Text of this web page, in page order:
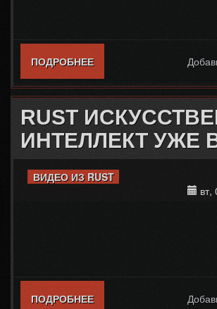
ПОДРОБНЕЕО DEVBLOG 156 НА
RUST
ИНТЕЛЛЕКТ УЖЕ
ВИДЕО ИЗ RUST
вт,
ПОДРОБНЕЕО RUST